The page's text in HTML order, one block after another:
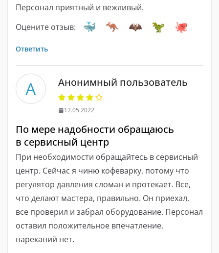
Персонал приятный и вежливый.
Оцените отзыв:
Ответить
А Анонимный пользователь
12.05.2022
По мере надобности обращаюсь
в сервисный центр
При необходимости обращайтесь в сервисный
центр. Сейчас я чиню кофеварку, потому что
регулятор давления сломан и протекает. Все,
что делают мастера, правильно. Он приехал,
все проверил и забрал оборудование. Персонал
оставил положительное впечатление,
нареканий нет.